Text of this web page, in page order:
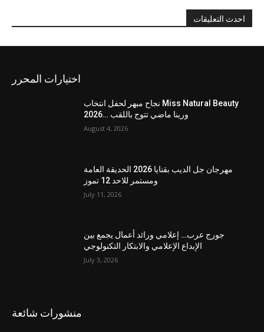
احدث التعليقات
اختيارات المحرر
نجاح مبهر لحفل انتخاب Miss Natural Beauty
2026… ورينا ماضي تتوج باللقب
August 4, 2026
مهرجان جل الديب بقنايا 2026 الحديقة العامة
ومستمر للاحد 12 تموز
July 11, 2026
جورج عرب… إعلامي ورائد أعمال يجمع بين
الإبداع الإعلامي والابتكار التكنولوجي
July 3, 2026
منشورات شائعة